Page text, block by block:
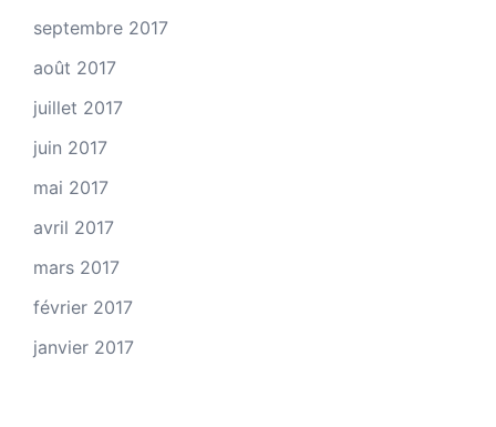
septembre 2017
août 2017
juillet 2017
juin 2017
mai 2017
avril 2017
mars 2017
février 2017
janvier 2017